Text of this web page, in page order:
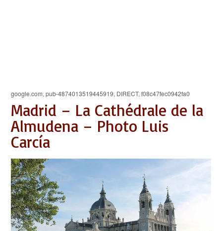
google.com, pub-4874013519445919, DIRECT, f08c47fec0942fa0
Madrid – La Cathédrale de la
Almudena – Photo Luis
Carcía